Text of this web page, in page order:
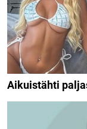
Aikuistähti